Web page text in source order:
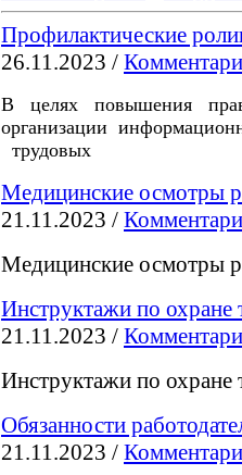
Профилактические
26.11.2023 /
В целях повышения
организации
трудовых
Медицинские осмотры
21.11.2023 /
Медицинские осмотры
Инструктажи по охране
21.11.2023 /
Инструктажи по охране
Обязанности
21.11.2023 /